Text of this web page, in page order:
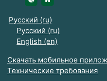
Русский ‎(ru)‎
Русский ‎(ru)‎
English ‎(en)‎
Скачать мобильное
Технические требования